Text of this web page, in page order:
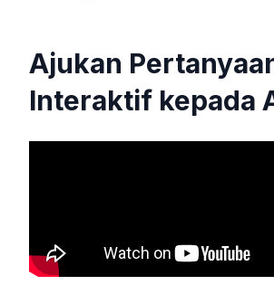
Ajukan
Interaktif kepada